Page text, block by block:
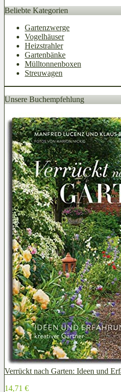
Beliebte Kategorien
Gartenzwerge
Vogelhäuser
Heizstrahler
Gartenbänke
Mülltonnenboxen
Streuwagen
Unsere Buchempfehlung
Verrückt nach Garten: Ideen und
14,71 €